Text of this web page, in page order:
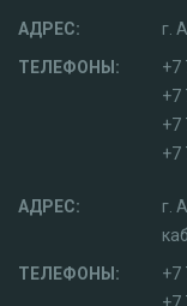
АДРЕС:
г.
ТЕЛЕФОНЫ:
+7
+7
+7
+7
АДРЕС:
г.
ТЕЛЕФОНЫ:
+7